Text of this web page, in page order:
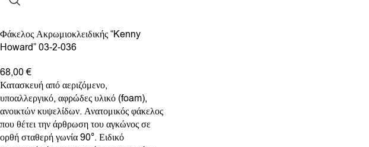
Φάκελος Ακρωμιοκλειδικής “Kenny
Howard” 03-2-036
68,00€
Κατασκευή από αεριζόμενο,
υποαλλεργικό, αφρώδες υλικό (foam),
ανοικτών κυψελίδων. Ανατομικός φάκελος
που θέτει την άρθρωση του αγκώνος σε
ορθή σταθερή γωνία 90°. Ειδικό